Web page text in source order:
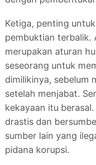
Ketiga, penting
pembuktian terbalik.
merupakan aturan
seseorang untuk
dimilikinya, sebelum
setelah menjabat.
kekayaan itu
drastis dan
sumber lain yang
pidana korupsi.